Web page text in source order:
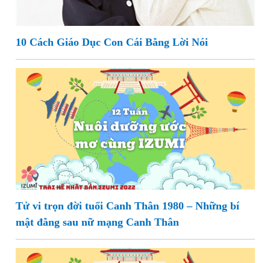
10 Cách Giáo Dục Con Cái Bằng Lời Nói
Tử vi trọn đời tuổi Canh Thân 1980 – Những bí
mật đằng sau nữ mạng Canh Thân